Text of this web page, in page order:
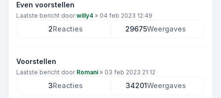
Even voorstellen
Laatste bericht doorwilly4 » 04 feb 2023 12:49
2Reacties 29675Weergaves
Voorstellen
Laatste bericht door Romani » 03 feb 2023 21:12
3Reacties 34201Weergaves